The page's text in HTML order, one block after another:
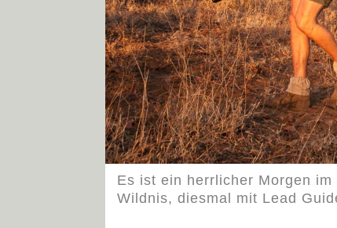
Es ist ein herrlicher Morgen
Wildnis, diesmal mit Lead